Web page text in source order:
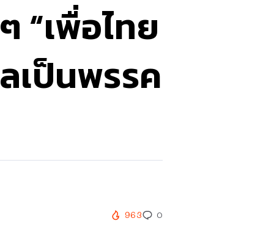
“เพื่อไทย
เป็นพรรค
963 0